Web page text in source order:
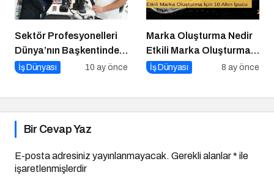
Sektör Profesyonelleri
Dünya’nın Başkentinde
Buluşacak!
İş Dünyası 10 ay önce
Marka Oluşturma Nedir
Etkili Marka Oluşturma
için 10 Altın İpucu
İş Dünyası 8 ay önce
Bir Cevap Yaz
E-posta adresiniz yayınlanmayacak. Gerekli alanlar* ile
işaretlenmişlerdir